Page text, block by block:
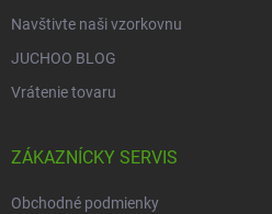
Navštivte naši vzorkovnu
JUCHOO BLOG
Vrátenie tovaru
ZÁKAZNÍCKY SERVIS
Obchodné podmienky